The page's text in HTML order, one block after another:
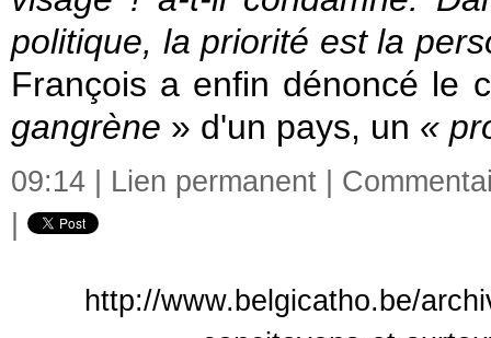
politique, la priorité est la
François a enfin dénoncé le
gangrène » d'un pays, un «
09:14 | Lien permanent
http://www.belgicatho.be/